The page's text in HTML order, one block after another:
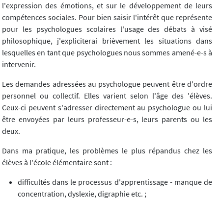
l'expression des émotions, et sur le développement de leurs
compétences sociales. Pour bien saisir l'intérêt que représente
pour les psychologues scolaires l'usage des débats à visé
philosophique, j'expliciterai brièvement les situations dans
lesquelles en tant que psychologues nous sommes amené-e-s à
intervenir.
Les demandes adressées au psychologue peuvent être d'ordre
personnel ou collectif. Elles varient selon l'âge des 'élèves.
Ceux-ci peuvent s'adresser directement au psychologue ou lui
être envoyées par leurs professeur-e-s, leurs parents ou les
deux.
Dans ma pratique, les problèmes le plus répandus chez les
élèves à l'école élémentaire sont :
difficultés dans le processus d'apprentissage - manque de
concentration, dyslexie, digraphie etc. ;